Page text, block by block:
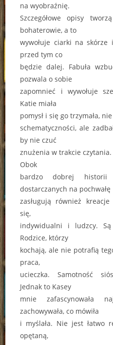
na wyobraźnię.
Szczegółowe opisy
bohaterowie, a to
wywołuje ciarki na
przed tym co
będzie dalej. Fabuła
pozwala o sobie
zapomnieć i wywołuje
Katie miała
pomysł i się go trzymała,
schematyczności, ale
by nie czuć
znużenia w trakcie czytania.
Obok
bardzo dobrej
dostarczanych na pochwałę
zasługują również
się,
indywidualni i ludzcy.
Rodzice, którzy
kochają, ale nie potrafią
praca,
ucieczka. Samotność
Jednak to Kasey
mnie zafascynowała
zachowywała, co mówiła
i myślała. Nie jest łatwo
opętaną,